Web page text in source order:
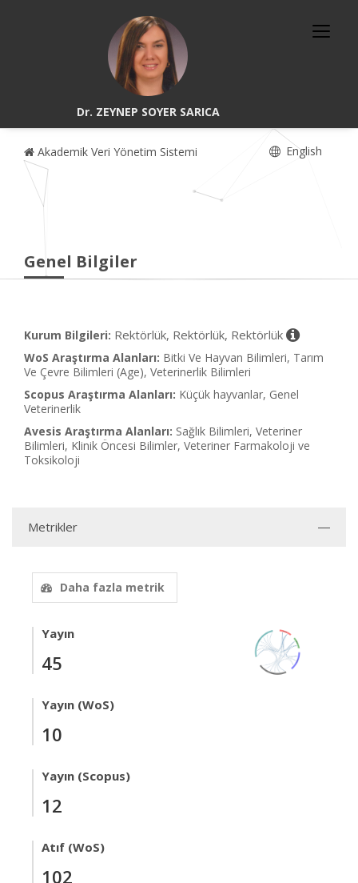
Dr. ZEYNEP SOYER SARICA
Akademik Veri Yönetim Sistemi English
Genel Bilgiler
Kurum Bilgileri: Rektörlük, Rektörlük, Rektörlük
WoS Araştırma Alanları: Bitki Ve Hayvan Bilimleri, Tarım
Ve Çevre Bilimleri (Age), Veterinerlik Bilimleri
Scopus Araştırma Alanları: Küçük hayvanlar, Genel
Veterinerlik
Avesis Araştırma Alanları: Sağlık Bilimleri, Veteriner
Bilimleri, Klinik Öncesi Bilimler, Veteriner Farmakoloji ve
Toksikoloji
Metrikler
Daha fazla metrik
Yayın
45
Yayın (WoS)
10
Yayın (Scopus)
12
Atıf (WoS)
102